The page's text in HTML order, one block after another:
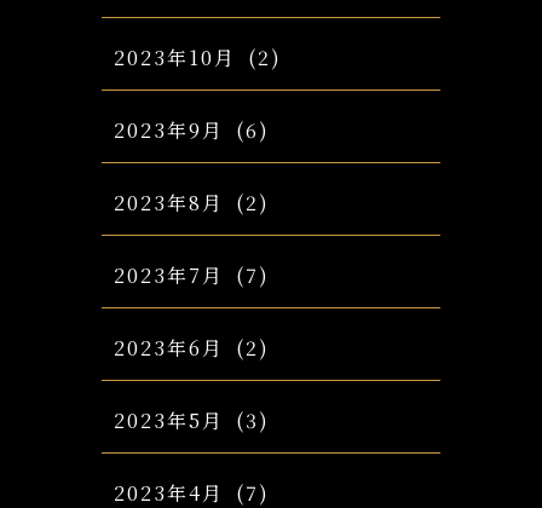
2023年10月 (2)
2023年9月 (6)
2023年8月 (2)
2023年7月 (7)
2023年6月 (2)
2023年5月 (3)
2023年4月 (7)